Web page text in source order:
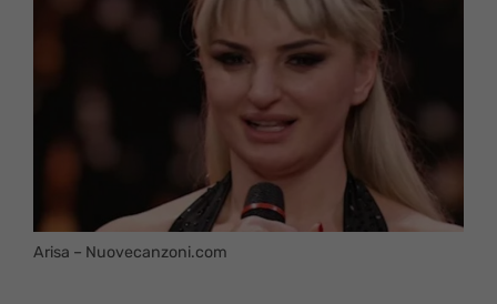
Arisa – Nuovecanzoni.com